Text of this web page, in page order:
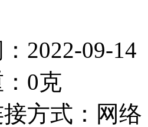
：2022-09-14
0克
方式：网